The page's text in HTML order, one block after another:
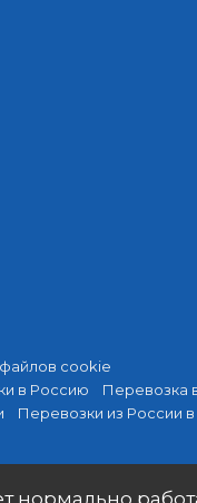
cookie
в Россию Перевозка
Перевозки из России
нормально